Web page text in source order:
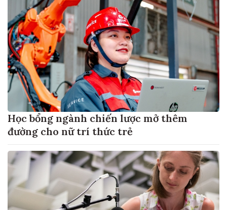
Học bổng ngành chiến lược mở thêm
đường cho nữ trí thức trẻ